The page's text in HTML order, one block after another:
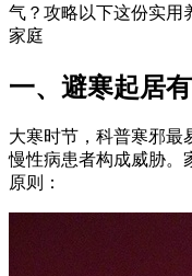
气？攻略以下这份实用
家庭
一、避寒起居
大寒时节，科普寒邪最
慢性病患者构成威胁。
原则：